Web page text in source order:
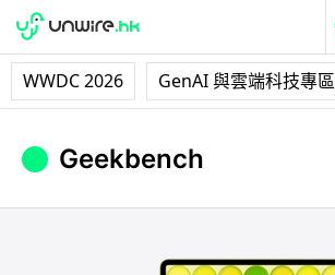
WWDC 2026 GenAI 與雲端科技專區
Geekbench